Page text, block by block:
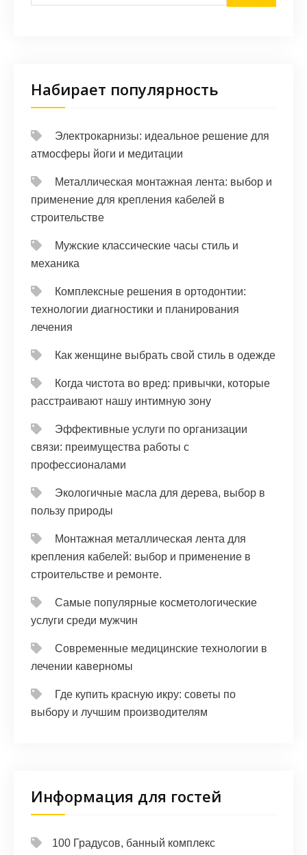
Набирает популярность
Электрокарнизы: идеальное решение для
атмосферы йоги и медитации
Металлическая монтажная лента: выбор и
применение для крепления кабелей в
строительстве
Мужские классические часы стиль и
механика
Комплексные решения в ортодонтии:
технологии диагностики и планирования
лечения
Как женщине выбрать свой стиль в одежде
Когда чистота во вред: привычки, которые
расстраивают нашу интимную зону
Эффективные услуги по организации
связи: преимущества работы с
профессионалами
Экологичные масла для дерева, выбор в
пользу природы
Монтажная металлическая лента для
крепления кабелей: выбор и применение в
строительстве и ремонте.
Самые популярные косметологические
услуги среди мужчин
Современные медицинские технологии в
лечении каверномы
Где купить красную икру: советы по
выбору и лучшим производителям
Информация для гостей
100 Градусов, банный комплекс